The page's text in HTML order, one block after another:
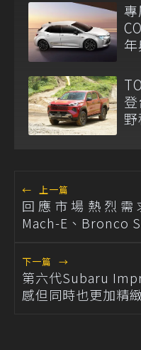
← 上一篇
回應市場熱烈需
Mach-E、Bronco
下一篇 →
第六代Subaru
感但同時也更加精緻